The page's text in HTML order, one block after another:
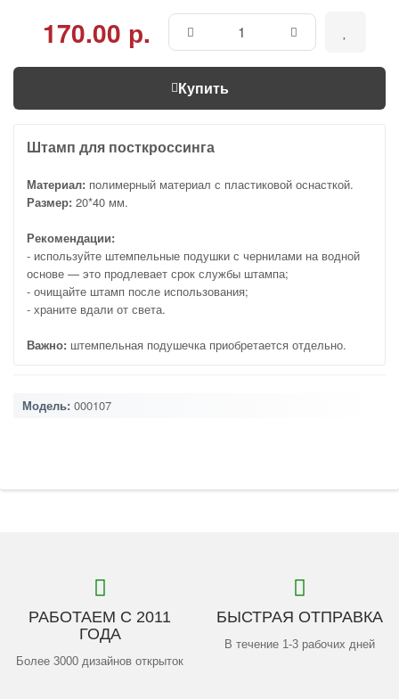
170.00 р.
Купить
Штамп для посткроссинга
Материал: полимерный материал с пластиковой оснасткой.
Размер: 20*40 мм.
Рекомендации:
- используйте штемпельные подушки с чернилами на водной
основе — это продлевает срок службы штампа;
- очищайте штамп после использования;
- храните вдали от света.
Важно: штемпельная подушечка приобретается отдельно.
Модель: 000107
РАБОТАЕМ С 2011
ГОДА
Более 3000 дизайнов открыток
БЫСТРАЯ ОТПРАВКА
В течение 1-3 рабочих дней